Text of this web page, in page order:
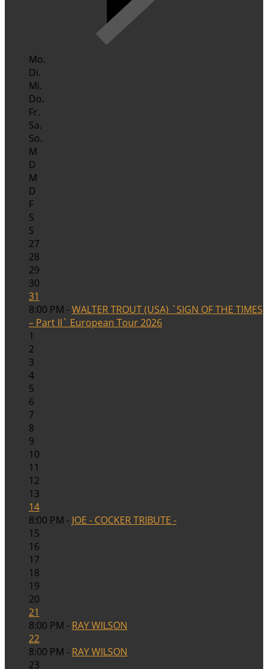
Mo.
Di.
Mi.
Do.
Fr.
Sa.
So.
M
D
M
D
F
S
S
27
28
29
30
31
8:00 PM -WALTER TROUT (USA) `SIGN OF THE TIMES
– Part II` European Tour 2026
1
2
3
4
5
6
7
8
9
10
11
12
13
14
8:00 PM - JOE - COCKER TRIBUTE -
15
16
17
18
19
20
21
8:00 PM - RAY WILSON
22
8:00 PM - RAY WILSON
23